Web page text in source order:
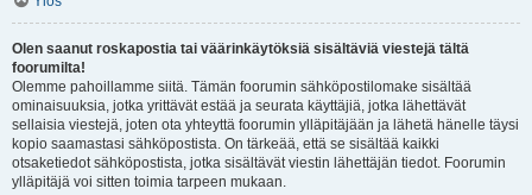
Olen saanut roskapostia tai väärinkäytöksiä sisältäviä viestejä tältä
foorumilta!
Olemme pahoillamme siitä. Tämän foorumin sähköpostilomake sisältää
ominaisuuksia, jotka yrittävät estää ja seurata käyttäjiä, jotka lähettävät
sellaisia viestejä, joten ota yhteyttä foorumin ylläpitäjään ja lähetä hänelle täysi
kopio saamastasi sähköpostista. On tärkeää, että se sisältää kaikki
otsaketiedot sähköpostista, jotka sisältävät viestin lähettäjän tiedot. Foorumin
ylläpitäjä voi sitten toimia tarpeen mukaan.